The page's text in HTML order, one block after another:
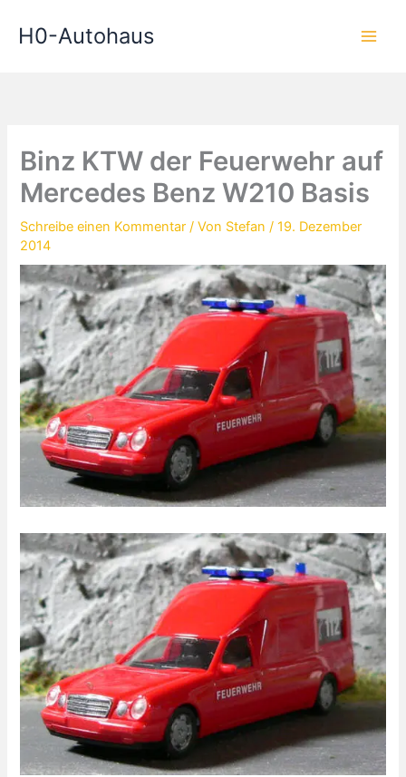
InhaltH0-Autohaus
Binz KTW der Feuerwehr auf
Mercedes Benz W210 Basis
Schreibe einen Kommentar / Von Stefan/19. Dezember
2014